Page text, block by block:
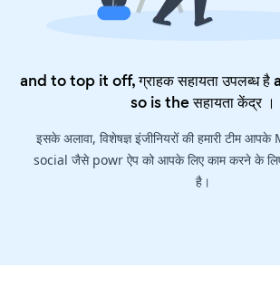
and to top it off, ग्राहक सहायता उपलब्ध
so is theसहायता केंद्र।
इसके अलावा, विशेषज्ञ इंजीनियरों की हमारी टीम
social जैसे powr ऐप को आपके लिए काम करने के लिए
है।